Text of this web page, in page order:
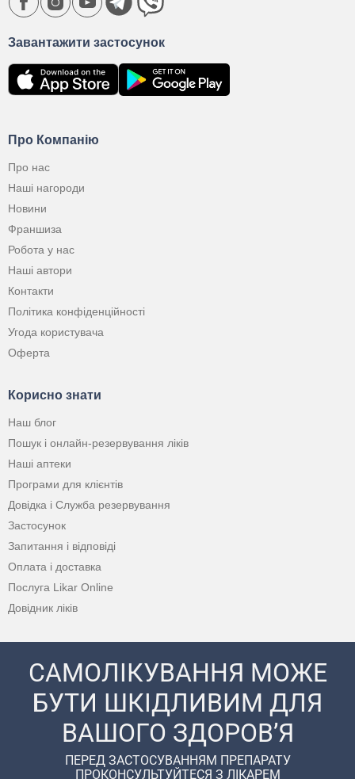
Про Компанію
Про нас
Наші нагороди
Новини
Франшиза
Робота у нас
Наші автори
Контакти
Політика конфіденційності
Угода користувача
Оферта
Корисно знати
Наш блог
Пошук і онлайн-резервування ліків
Наші аптеки
Програми для клієнтів
Довідка і Служба резервування
Застосунок
Запитання і відповіді
Оплата і доставка
Послуга Likar Online
Довідник ліків
Завантажити застосунок
САМОЛІКУВАННЯ МОЖЕ
БУТИ ШКІДЛИВИМ ДЛЯ
ВАШОГО ЗДОРОВ’Я
ПЕРЕД ЗАСТОСУВАННЯМ ПРЕПАРАТУ
ПРОКОНСУЛЬТУЙТЕСЯ З ЛІКАРЕМ